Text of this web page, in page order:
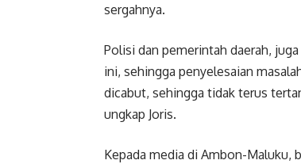
sergahnya.
Polisi dan pemerintah daerah,
ini, sehingga penyelesaian
dicabut, sehingga tidak terus
ungkap Joris.
Kepada media di Ambon-Maluku,